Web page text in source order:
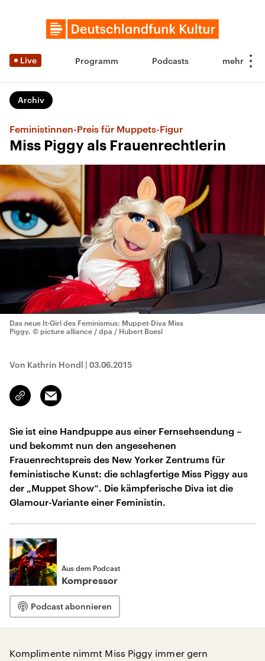
Live Programm Podcasts
Archiv
Feministinnen-Preis für Muppets-Figur
Miss Piggy als Frauenrechtlerin
Das neue It-Girl des Feminismus: Muppet-Diva Miss
Piggy. © picture alliance / dpa / Hubert Boesl
Von Kathrin Hondl | 03.06.2015
Link
kopieren/teilen
Email
Sie ist eine Handpuppe aus einer Fernsehsendung –
und bekommt nun den angesehenen
Frauenrechtspreis des New Yorker Zentrums für
feministische Kunst: die schlagfertige Miss Piggy aus
der „Muppet Show“. Die kämpferische Diva ist die
Glamour-Variante einer Feministin.
Aus dem Podcast
Kompressor
Podcast abonnieren
Komplimente nimmt Miss Piggy immer gern